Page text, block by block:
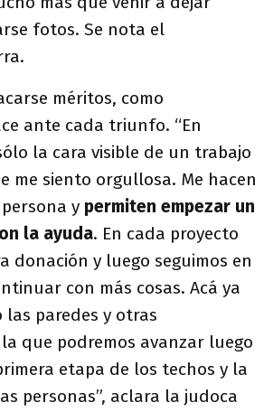
fotos. Se nota el
méritos, como
ante cada triunfo. “En
la cara visible de un trabajo
me siento orgullosa. Me hacen
y permiten empezar un
la ayuda. En cada proyecto
donación y luego seguimos en
con más cosas. Acá ya
las paredes y otras
que podremos avanzar luego
etapa de los techos y la
personas”, aclara la judoca